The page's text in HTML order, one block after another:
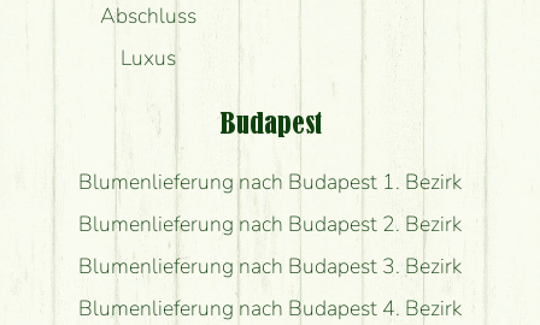
Abschluss
Luxus
Budapest
Blumenlieferung nach Budapest 1. Bezirk
Blumenlieferung nach Budapest 2. Bezirk
Blumenlieferung nach Budapest 3. Bezirk
Blumenlieferung nach Budapest 4. Bezirk